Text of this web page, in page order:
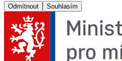
Odmítnout Souhlasím